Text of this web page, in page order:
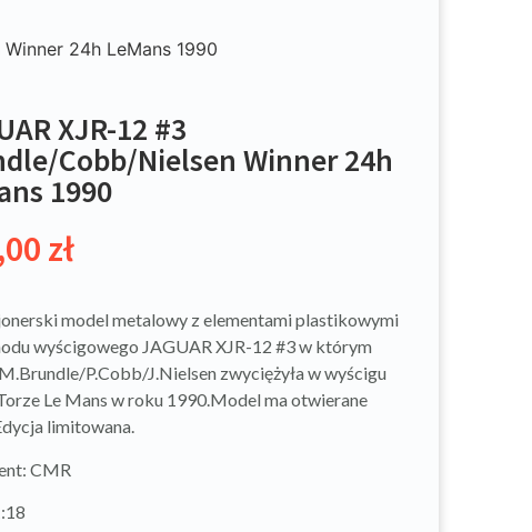
24h LeMans 1990
XJR-12 #3
Cobb/Nielsen Winner 24h
1990
zł
model metalowy z elementami plastikowymi
wyścigowego JAGUAR XJR-12 #3 w którym
P.Cobb/J.Nielsen zwyciężyła w wyścigu
Le Mans w roku 1990.Model ma otwierane
limitowana.
CMR